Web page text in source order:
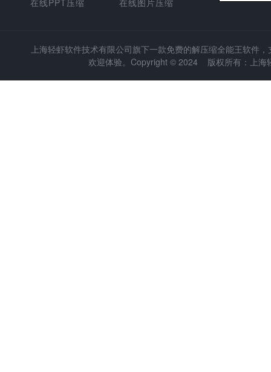
在线PPT压缩
在线图片压缩
上海轻虾软件技术有限公司旗下一款免费的解压缩全能王软件
欢迎体验。Copyright © 2024 版权所有：上